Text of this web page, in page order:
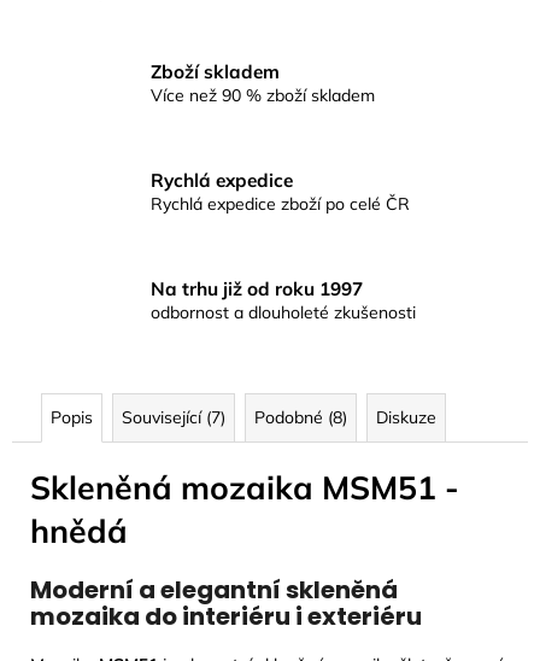
Zboží skladem
Více než 90 % zboží skladem
Rychlá expedice
Rychlá expedice zboží po celé ČR
Na trhu již od roku 1997
odbornost a dlouholeté zkušenosti
Popis Související (7) Podobné (8) Diskuze
Skleněná mozaika MSM51 -
hnědá
Moderní a elegantní skleněná
mozaika do interiéru i exteriéru